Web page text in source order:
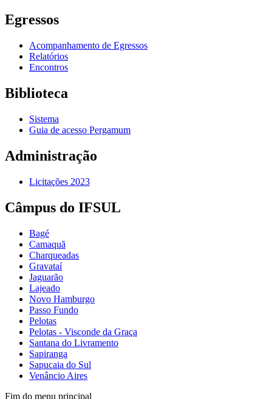
Egressos
Acompanhamento de Egressos
Relatórios
Encontros
Biblioteca
Sistema
Guia de acesso Pergamum
Administração
Licitações 2023
Câmpus do IFSUL
Bagé
Camaquã
Charqueadas
Gravataí
Jaguarão
Lajeado
Novo Hamburgo
Passo Fundo
Pelotas
Pelotas - Visconde da Graça
Santana do Livramento
Sapiranga
Sapucaia do Sul
Venâncio Aires
Fim do menu principal